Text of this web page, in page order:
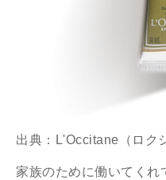
出典： L'Occitane（ロク
家族のために働いてくれ